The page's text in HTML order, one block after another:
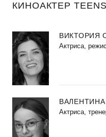
КИНОАКТЕР
ВИКТОРИЯ
Актриса,
Актриса,